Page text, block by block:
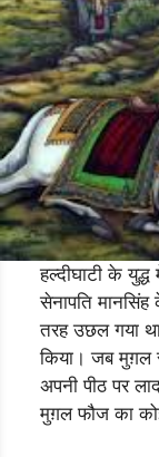
हल्दीघाटी के
सेनापति
तरह उछल गया
किया। जब मुग़ल
अपनी पीठ पर
मुग़ल फौज का